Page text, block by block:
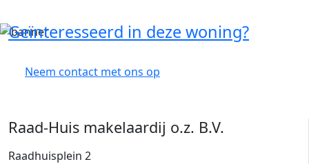
Geïnteresseerd in deze woning?
Neem contact met ons op
Raad-Huis makelaardij o.z. B.V.
Raadhuisplein 2